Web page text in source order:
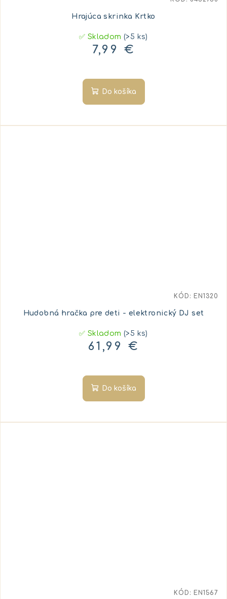
Hrajúca skrinka Krtko
✅ Skladom(>5 ks)
7,99 €
Do košíka
Hudobná hračka pre deti - elektronický DJ set
✅ Skladom(>5 ks)
61,99 €
Do košíka
KÓD: EN1320
KÓD: EN1567